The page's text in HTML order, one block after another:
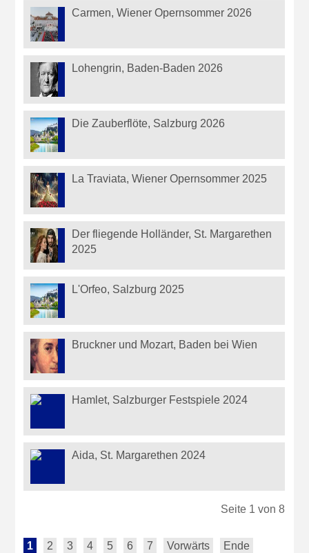
Carmen, Wiener Opernsommer 2026
Lohengrin, Baden-Baden 2026
Die Zauberflöte, Salzburg 2026
La Traviata, Wiener Opernsommer 2025
Der fliegende Holländer, St. Margarethen
2025
L'Orfeo, Salzburg 2025
Bruckner und Mozart, Baden bei Wien
Hamlet, Salzburger Festspiele 2024
Aida, St. Margarethen 2024
Seite 1 von 8
1 2 3 4 5 6 7 Vorwärts Ende